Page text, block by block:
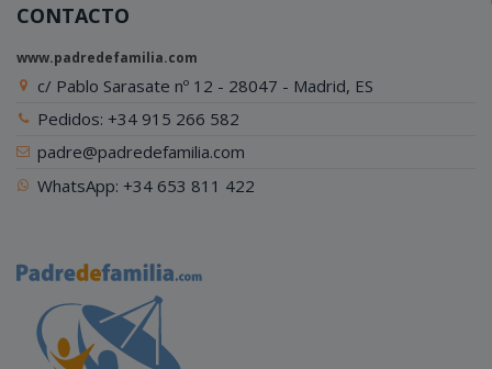
CONTACTO
www.padredefamilia.com
c/ Pablo Sarasate nº 12 - 28047 - Madrid, ES
Pedidos: +34 915 266 582
padre@padredefamilia.com
WhatsApp: +34 653 811 422